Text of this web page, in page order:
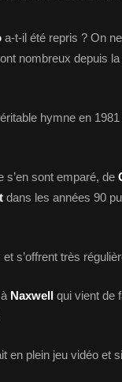
a-t-il été repris ? On
nombreux depuis
hymne en
s’en sont emparé, de
dans les années 90
s’offrent très
Naxwell qui vient de
plein jeu vidéo et